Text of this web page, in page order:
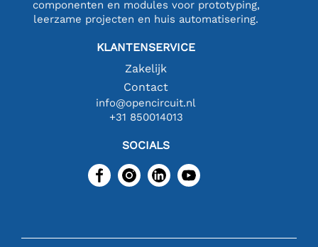
componenten en modules voor prototyping,
leerzame projecten en huis automatisering.
KLANTENSERVICE
Zakelijk
Contact
info@opencircuit.nl
+31 850014013
SOCIALS